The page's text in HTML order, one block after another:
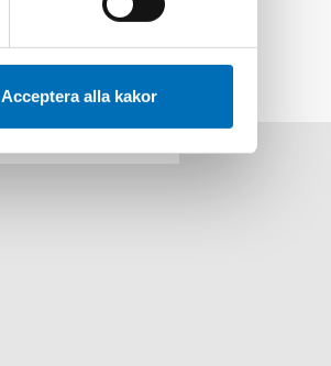
Acceptera alla kakor